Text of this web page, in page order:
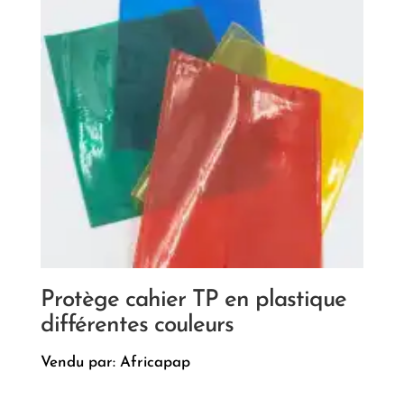
Protège cahier TP en plastique
différentes couleurs
Vendu par: Africapap